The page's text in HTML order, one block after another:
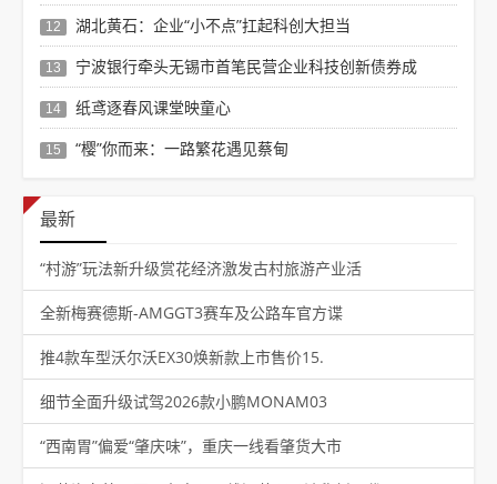
12 湖北黄石：企业“小不点”扛起科创大担当
13 宁波银行牵头无锡市首笔民营企业科技创新债券成
14 纸鸢逐春风课堂映童心
15 “樱”你而来：一路繁花遇见蔡甸
最新
“村游”玩法新升级赏花经济激发古村旅游产业活
全新梅赛德斯-AMGGT3赛车及公路车官方谍
推4款车型沃尔沃EX30焕新款上市售价15.
细节全面升级试驾2026款小鹏MONAM03
“西南胃”偏爱“肇庆味”，重庆一线看肇货大市